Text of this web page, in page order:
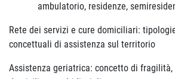
ambulatorio, residenze,
Rete dei servizi e cure domiciliari:
concettuali di assistenza sul territorio
Assistenza geriatrica: concetto di